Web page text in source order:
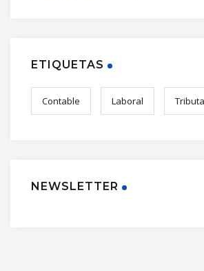
ETIQUETAS
Contable Laboral
NEWSLETTER